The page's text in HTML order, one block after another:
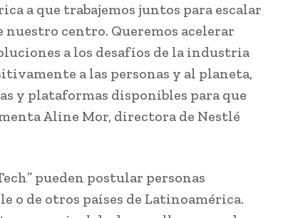
a que trabajemos juntos para escalar
nuestro centro. Queremos acelerar
a los desafíos de la industria
a las personas y al planeta,
y plataformas disponibles para que
Aline Mor, directora de Nestlé
pueden postular personas
o de otros países de Latinoamérica.